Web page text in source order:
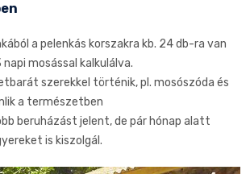
a pelenkás korszakra kb. 24 db-ra van
napi mosással kalkulálva.
szerekkel történik, pl. mosószóda és
a természetben
beruházást jelent, de pár hónap alatt
is kiszolgál.